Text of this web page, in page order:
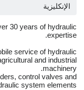
الإنكليزية
30 years of hydraulic
expertise.
service of hydraulic
and industrial
machinery.
control valves and
system elements.